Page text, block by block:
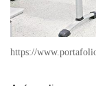
https://